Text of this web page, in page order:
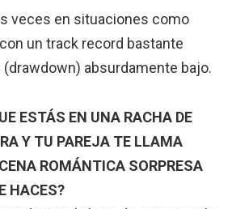
veces en situaciones como
un track record bastante
(drawdown) absurdamente bajo.
ESTÁS EN UNA RACHA DE
Y TU PAREJA TE LLAMA
ROMÁNTICA SORPRESA
HACES?